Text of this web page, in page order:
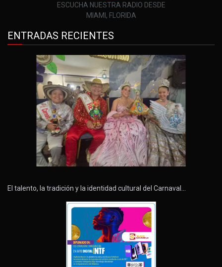
ESCUCHA NUESTRA RADIO DESDE
MIAMI, FLORIDA
ENTRADAS RECIENTES
El talento, la tradición y la identidad cultural del Carnaval…